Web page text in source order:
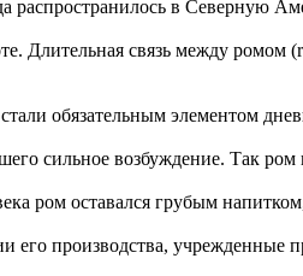
распространилось в Северную
Длительная связь между
обязательным элементом
сильное возбуждение. Так
ром оставался грубым
его производства, учрежденные